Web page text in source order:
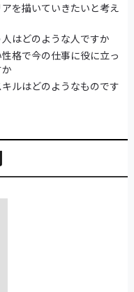
を描いていきたいと考え
はどのような人ですか
格で今の仕事に役に立っ
ルはどのようなものです